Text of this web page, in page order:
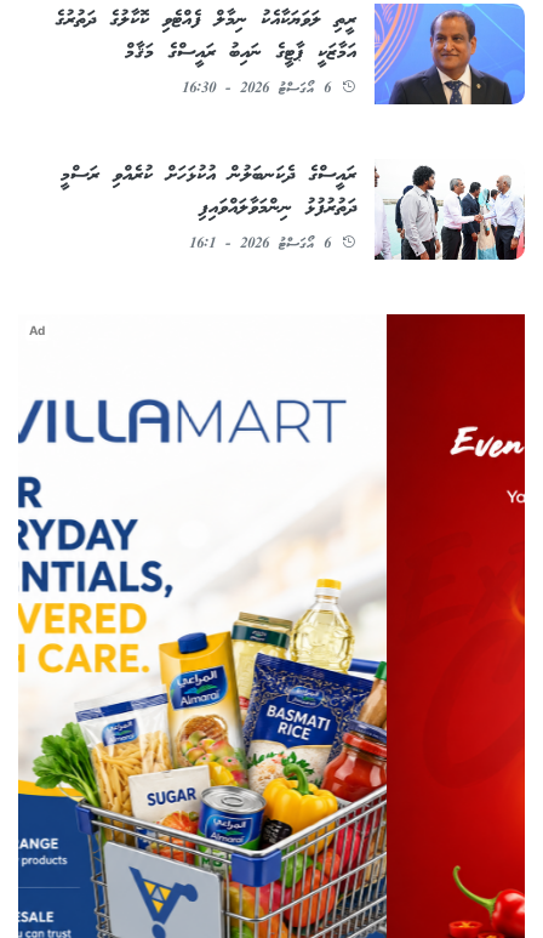
ރީތި ލަވަޔަކާއެކު ނިމާލް ފެއްޓެވި ކޮކާލުގެ ދަތުރުގެ
އަމާޒަކީ ޕާޓީގެ ނައިބު ރައީސްގެ މަޤާމް
6 އޯގަސްޓު 2026 - 16:30
ރައީސްގެ ދެކަނބަލުން އުކުޅަހަށް ކުރެއްވި ރަސްމީ
ދަތުރުފުޅު ނިންމަވާލައްވައިފި
6 އޯގަސްޓު 2026 - 16:1
Ad